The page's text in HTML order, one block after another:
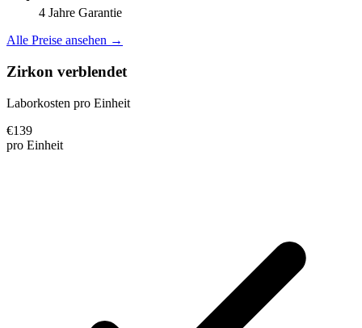
4 Jahre Garantie
Alle Preise ansehen →
Zirkon verblendet
Laborkosten pro Einheit
€139
pro Einheit